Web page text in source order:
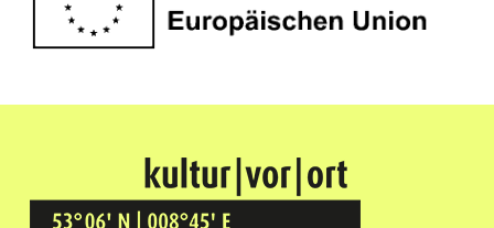
Kultur Vor Ort
BREMEN GRÖPELINGEN